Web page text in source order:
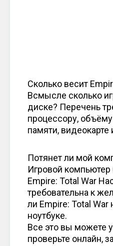
Сколько весит
Всмысле сколько
диске? Перечень
процессору,
памяти,
Потянет ли мой
Игровой компьютер
Empire: Total War
требовательна к
ли Empire: Total
ноутбуке.
Все это вы можете
проверьте онлайн,